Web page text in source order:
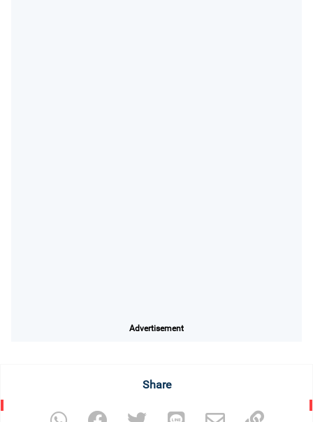
Advertisement
Share